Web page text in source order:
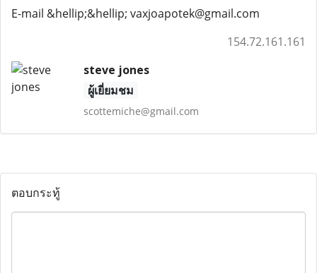
E-mail &hellip;&hellip; vaxjoapotek@gmail.com
154.72.161.161
steve jones
ผู้เยี่ยมชม
scottemiche@gmail.com
ตอบกระทู้